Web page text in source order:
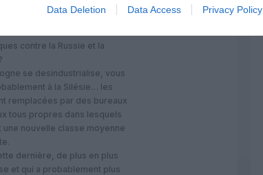
Data Deletion Data Access Privacy Policy
la France qui pense
contre la Russie et la
se desindustrialise, vous
à la Silésie… les
remplacées par des bureaux
tous propres dans lesquels
une nouvelle classe moyenne
dernière, de plus en plus
et qui a probablement plus